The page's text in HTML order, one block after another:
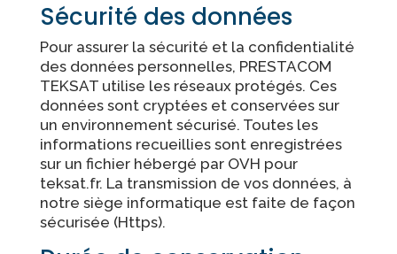
Sécurité des données
Pour assurer la sécurité et la confidentialité
des données personnelles, PRESTACOM
TEKSAT utilise les réseaux protégés. Ces
données sont cryptées et conservées sur
un environnement sécurisé. Toutes les
informations recueillies sont enregistrées
sur un fichier hébergé par OVH pour
teksat.fr. La transmission de vos données, à
notre siège informatique est faite de façon
sécurisée (Https).